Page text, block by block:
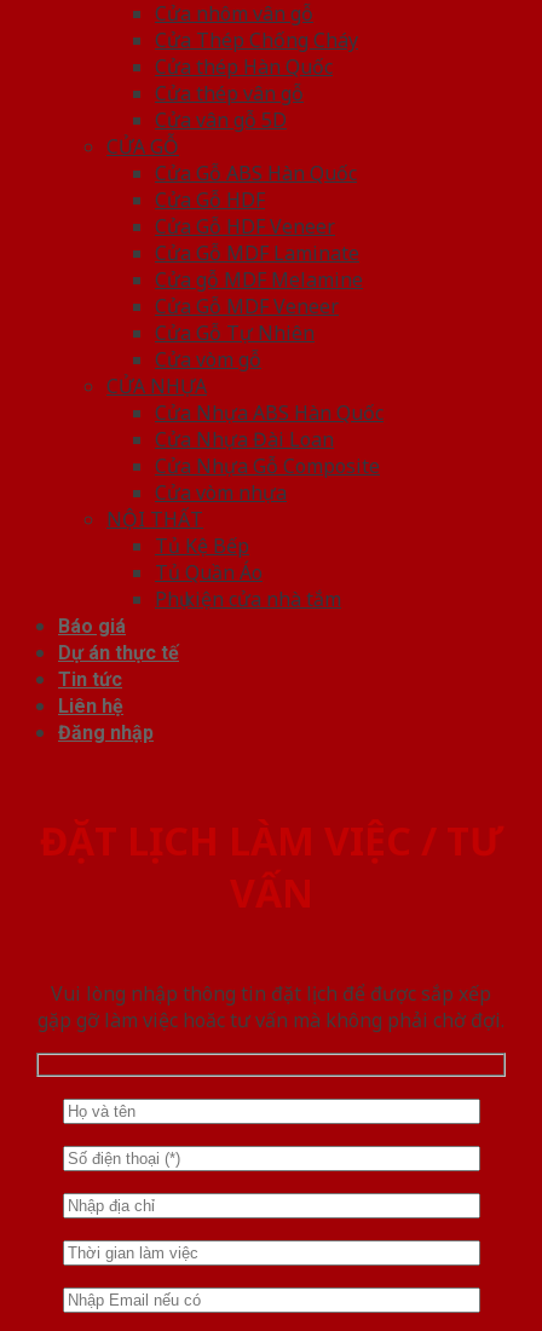
Cửa nhôm vân gỗ
Cửa Thép Chống Cháy
Cửa thép Hàn Quốc
Cửa thép vân gỗ
Cửa vân gỗ 5D
CỬA GỖ
Cửa Gỗ ABS Hàn Quốc
Cửa Gỗ HDF
Cửa Gỗ HDF Veneer
Cửa Gỗ MDF Laminate
Cửa gỗ MDF Melamine
Cửa Gỗ MDF Veneer
Cửa Gỗ Tự Nhiên
Cửa vòm gỗ
CỬA NHỰA
Cửa Nhựa ABS Hàn Quốc
Cửa Nhựa Đài Loan
Cửa Nhựa Gỗ Composite
Cửa vòm nhựa
NỘI THẤT
Tủ Kệ Bếp
Tủ Quần Áo
Phụ kiện cửa nhà tắm
Báo giá
Dự án thực tế
Tin tức
Liên hệ
Đăng nhập
ĐẶT LỊCH LÀM VIỆC / TƯ
VẤN
Vui lòng nhập thông tin đặt lịch để được sắp xếp
gặp gỡ làm việc hoăc tư vấn mà không phải chờ đợi.